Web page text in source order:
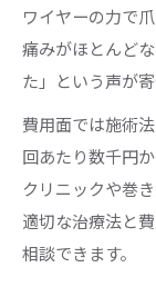
ワイヤーの力で
痛みがほとんど
た」という声が
費用面では施術
回あたり数千円
クリニックや巻
適切な治療法と
相談できます。